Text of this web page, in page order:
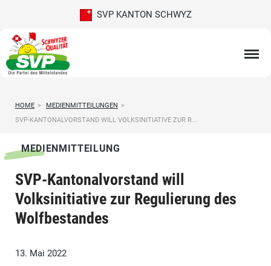
SVP KANTON SCHWYZ
HOME > MEDIENMITTEILUNGEN >
SVP-KANTONALVORSTAND WILL VOLKSINITIATIVE ZUR R...
MEDIENMITTEILUNG
SVP-Kantonalvorstand will
Volksinitiative zur Regulierung des
Wolfbestandes
13. Mai 2022